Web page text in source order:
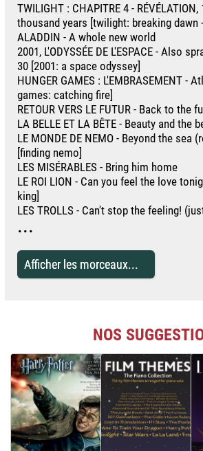
TWILIGHT : CHAPITRE 4 - RÉVÉLATION,
thousand years [twilight: breaking dawn
ALADDIN - A whole new world
2001, L'ODYSSÉE DE L'ESPACE - Also
30 [2001: a space odyssey]
HUNGER GAMES : L'EMBRASEMENT -
games: catching fire]
RETOUR VERS LE FUTUR - Back to the
LA BELLE ET LA BÊTE - Beauty and the
LE MONDE DE NEMO - Beyond the sea
[finding nemo]
LES MISÉRABLES - Bring him home
LE ROI LION - Can you feel the love
king]
LES TROLLS - Can't stop the feeling!
...
Afficher les morceaux...
NOS